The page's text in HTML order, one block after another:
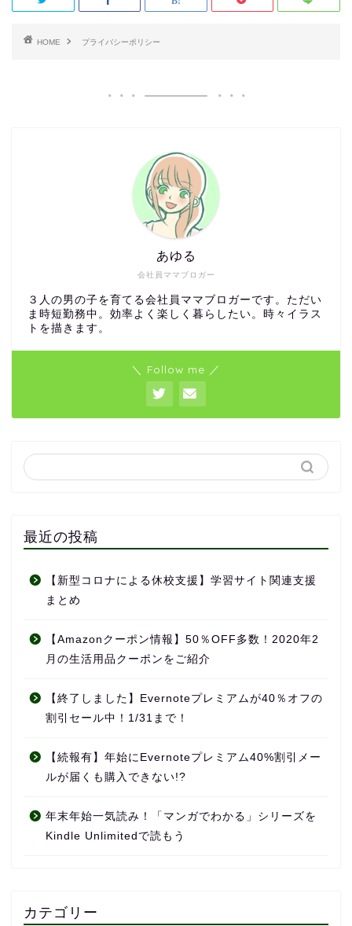
HOME プライバシーポリシー
会社員ママブロガー
あゆる
３人の男の子を育てる会社員ママブロガーです。ただい
ま時短勤務中。効率よく楽しく暮らしたい。時々イラス
トを描きます。
＼ Follow me ／
最近の投稿
【新型コロナによる休校支援】学習サイト関連支援
まとめ
【Amazonクーポン情報】50％OFF多数！2020年2
月の生活用品クーポンをご紹介
【終了しました】Evernoteプレミアムが40％オフの
割引セール中！1/31まで！
【続報有】年始にEvernoteプレミアム40%割引メー
ルが届くも購入できない!?
年末年始一気読み！「マンガでわかる」シリーズを
Kindle Unlimitedで読もう
カテゴリー